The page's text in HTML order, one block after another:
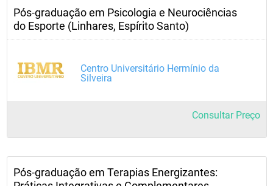
Pós-graduação em Psicologia e Neurociências
do Esporte (Linhares, Espírito Santo)
Centro Universitário Hermínio da
Silveira
Consultar Preço
Pós-graduação em Terapias Energizantes: